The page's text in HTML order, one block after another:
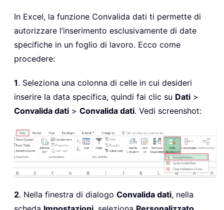
In Excel, la funzione Convalida dati ti permette di
autorizzare l’inserimento esclusivamente di date
specifiche in un foglio di lavoro. Ecco come
procedere:
1. Seleziona una colonna di celle in cui desideri
inserire la data specifica, quindi fai clic su Dati >
Convalida dati > Convalida dati. Vedi screenshot:
2. Nella finestra di dialogo Convalida dati, nella